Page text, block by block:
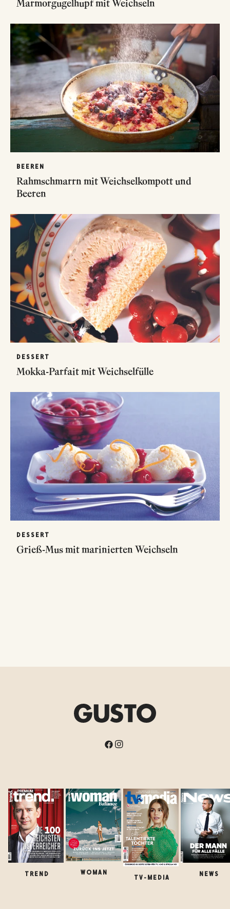
Marmorgugelhupf mit Weichseln
BEEREN
Rahmschmarrn mit Weichselkompott und
Beeren
DESSERT
Mokka-Parfait mit Weichselfülle
DESSERT
Grieß-Mus mit marinierten Weichseln
TREND WOMAN
TV-MEDIA
NEWS